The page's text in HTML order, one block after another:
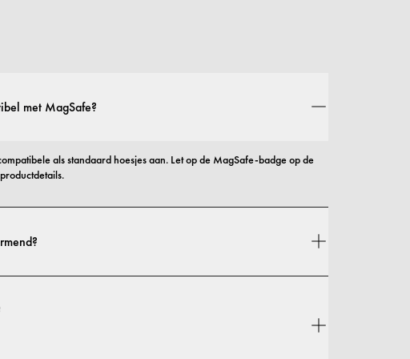
met MagSafe?
als standaard hoesjes aan. Let op de MagSafe-badge op de
uitvoeringen.